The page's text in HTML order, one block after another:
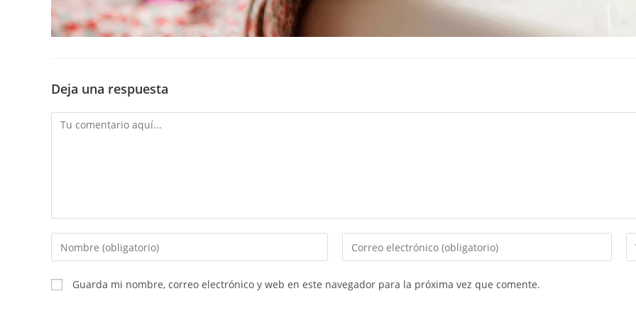
Deja una respuesta
Comentario
Introduce
tu
nombre
o
Introduce
tu
de
la
Guarda mi nombre, correo electrónico y web en este navegador para la próxima vez que comente.